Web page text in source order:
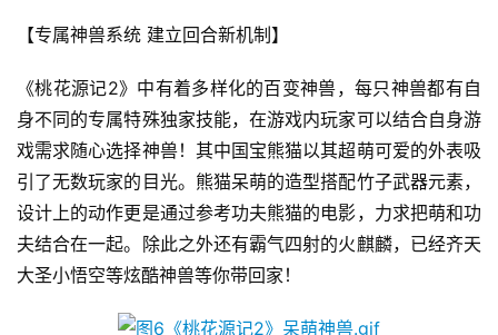
十
届
金
茶
奖
7
【专属神兽系统 建立回合新机制】
《桃花源记2》中有着多样化的百变神兽，每只神兽都有自
身不同的专属特殊独家技能，在游戏内玩家可以结合自身游
戏需求随心选择神兽！其中国宝熊猫以其超萌可爱的外表吸
引了无数玩家的目光。熊猫呆萌的造型搭配竹子武器元素，
设计上的动作更是通过参考功夫熊猫的电影，力求把萌和功
夫结合在一起。除此之外还有霸气四射的火麒麟，已经齐天
大圣小悟空等炫酷神兽等你带回家！